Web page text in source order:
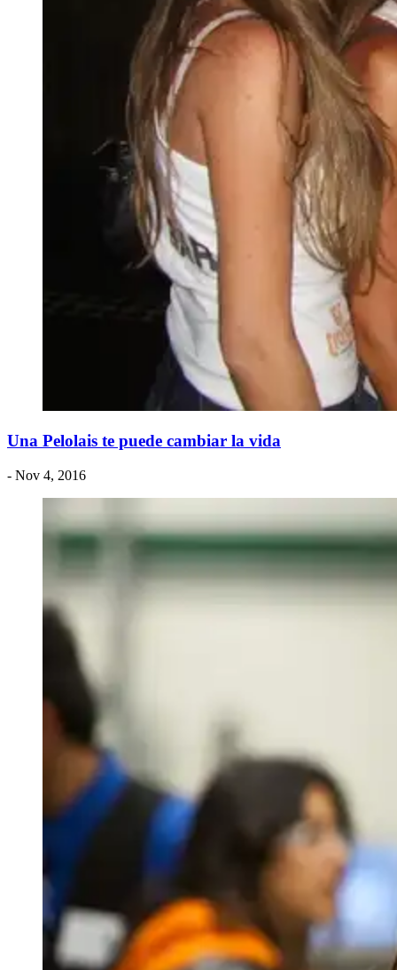
Una Pelolais te puede cambiar la vida
- Nov 4, 2016